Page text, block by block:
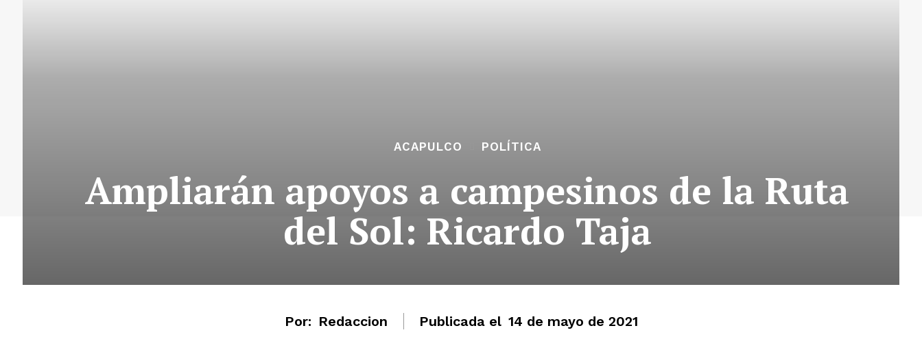
ACAPULCO POLÍTICA
Ampliarán apoyos a campesinos de la Ruta
del Sol: Ricardo Taja
Por: Redaccion Publicada el 14 de mayo de 2021